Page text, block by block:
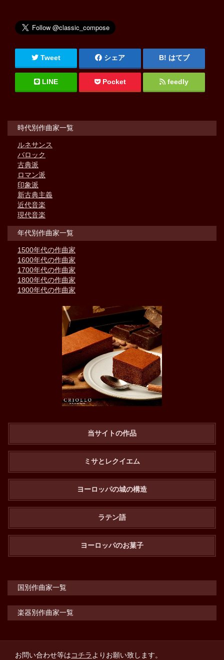
Tweet シェア はてブ
LINE Pocket feedly
時代別作曲家一覧
ルネサンス
バロック
古典派
ロマン派
印象派
新古典主義
近代音楽
現代音楽
年代別作曲家一覧
1500年代の作曲家
1600年代の作曲家
1700年代の作曲家
1800年代の作曲家
1900年代の作曲家
当サイトの作品
ミサとレクイエム
ヨーロッパの城の構造
ラテン語
ヨーロッパのお菓子
国別作曲家一覧
楽器別作曲家一覧
お問い合わせ等はコチラよりお願い致します。